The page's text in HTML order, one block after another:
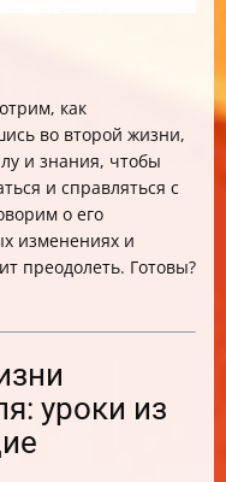
как
во второй жизни,
и знания, чтобы
и справляться с
о его
изменениях и
преодолеть. Готовы?
уроки из